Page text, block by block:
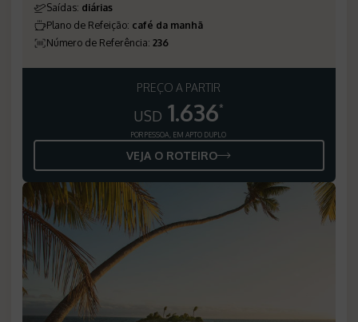
Saídas: diárias
Plano de Refeição: café da manhã
Número de Referência: 236
PREÇO A PARTIR
USD 1.636*
POR PESSOA, EM APTO DUPLO
VEJA O ROTEIRO